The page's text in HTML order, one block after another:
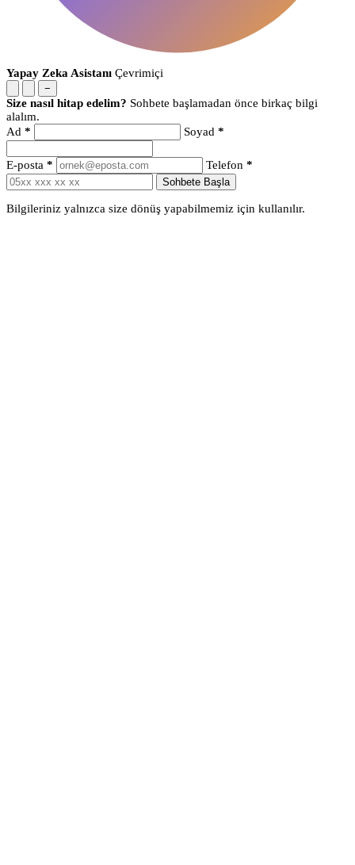
Yapay Zeka Asistanı Çevrimiçi
−
Size nasıl hitap edelim? Sohbete başlamadan önce birkaç bilgi
alalım.
Ad * Soyad *
E-posta * Telefon *
Sohbete Başla
Bilgileriniz yalnızca size dönüş yapabilmemiz için kullanılır.